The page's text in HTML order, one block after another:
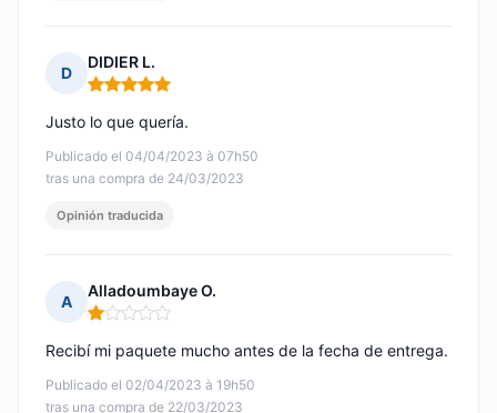
D
DIDIER L.
Nota: 5 de 5
Publicado el 04/04/2023 à 07h50
tras una compra de 24/03/2023
Justo lo que quería.
Opinión traducida
A
Alladoumbaye O.
Nota: 1 de 5
Publicado el 02/04/2023 à 19h50
tras una compra de 22/03/2023
Recibí mi paquete mucho antes de la fecha de entrega.